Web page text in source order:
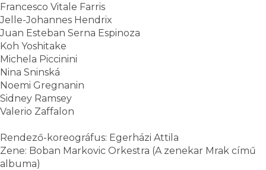
Francesco Vitale Farris
Jelle-Johannes Hendrix
Juan Esteban Serna Espinoza
Koh Yoshitake
Michela Piccinini
Nina Sninská
Noemi Gregnanin
Sidney Ramsey
Valerio Zaffalon
Rendező-koreográfus: Egerházi Attila
Zene: Boban Markovic Orkestra (A zenekar Mrak című
albuma)